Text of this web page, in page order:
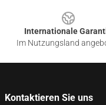
Internationale
Im Nutzungsland
Kontaktieren Sie uns